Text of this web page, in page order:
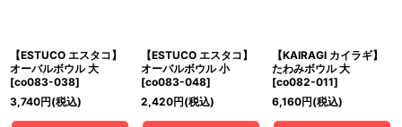
【ESTUCO エスタコ】
オーバルボウル 大
[co083-038]
3,740円(税込)
【ESTUCO エスタコ】
オーバルボウル 小
[co083-048]
2,420円(税込)
【KAIRAGI カイラギ】
たわみボウル 大
[co082-011]
6,160円(税込)